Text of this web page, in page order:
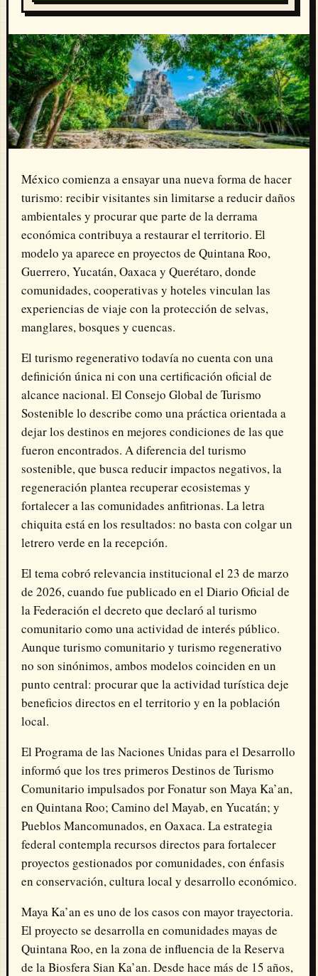
México comienza a ensayar una nueva forma de hacer
turismo: recibir visitantes sin limitarse a reducir daños
ambientales y procurar que parte de la derrama
económica contribuya a restaurar el territorio. El
modelo ya aparece en proyectos de Quintana Roo,
Guerrero, Yucatán, Oaxaca y Querétaro, donde
comunidades, cooperativas y hoteles vinculan las
experiencias de viaje con la protección de selvas,
manglares, bosques y cuencas.
El turismo regenerativo todavía no cuenta con una
definición única ni con una certificación oficial de
alcance nacional. El Consejo Global de Turismo
Sostenible lo describe como una práctica orientada a
dejar los destinos en mejores condiciones de las que
fueron encontrados. A diferencia del turismo
sostenible, que busca reducir impactos negativos, la
regeneración plantea recuperar ecosistemas y
fortalecer a las comunidades anfitrionas. La letra
chiquita está en los resultados: no basta con colgar un
letrero verde en la recepción.
El tema cobró relevancia institucional el 23 de marzo
de 2026, cuando fue publicado en el Diario Oficial de
la Federación el decreto que declaró al turismo
comunitario como una actividad de interés público.
Aunque turismo comunitario y turismo regenerativo
no son sinónimos, ambos modelos coinciden en un
punto central: procurar que la actividad turística deje
beneficios directos en el territorio y en la población
local.
El Programa de las Naciones Unidas para el Desarrollo
informó que los tres primeros Destinos de Turismo
Comunitario impulsados por Fonatur son Maya Ka’an,
en Quintana Roo; Camino del Mayab, en Yucatán; y
Pueblos Mancomunados, en Oaxaca. La estrategia
federal contempla recursos directos para fortalecer
proyectos gestionados por comunidades, con énfasis
en conservación, cultura local y desarrollo económico.
Maya Ka’an es uno de los casos con mayor trayectoria.
El proyecto se desarrolla en comunidades mayas de
Quintana Roo, en la zona de influencia de la Reserva
de la Biosfera Sian Ka’an. Desde hace más de 15 años,